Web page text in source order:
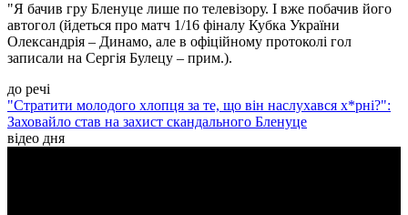
"Я бачив гру Бленуце лише по телевізору. І вже побачив його
автогол (йдеться про матч 1/16 фіналу Кубка України
Олександрія – Динамо, але в офіційному протоколі гол
записали на Сергія Булецу – прим.).
до речі
"Стратити молодого хлопця за те, що він наслухався х*рні?":
Заховайло став на захист скандального Бленуце
відео дня